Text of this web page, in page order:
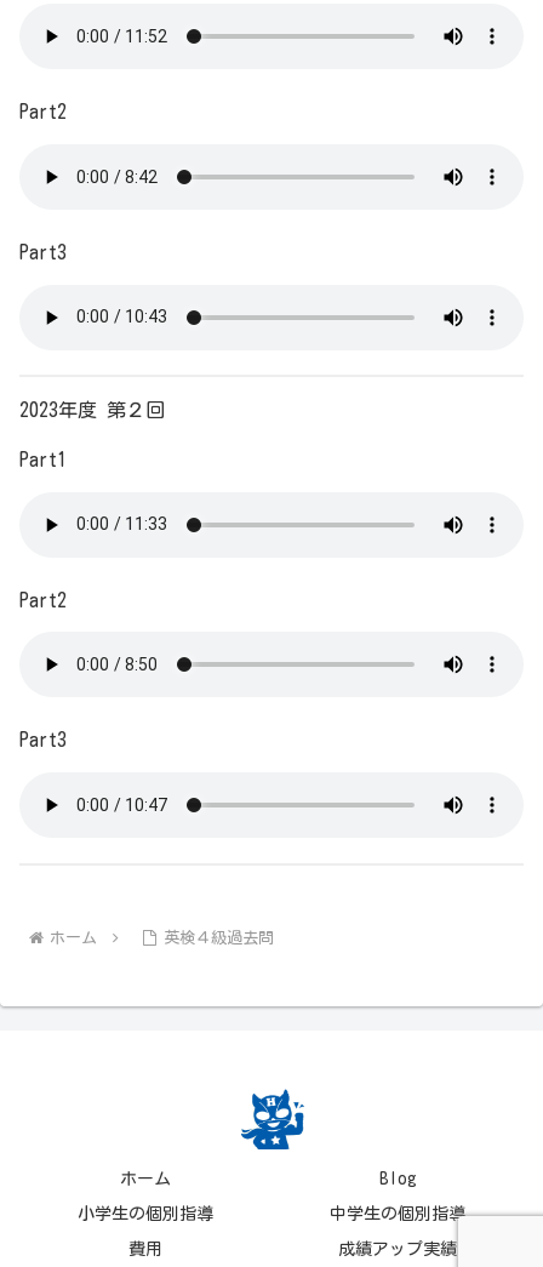
Part2
Part3
2023年度 第２回
Part1
Part2
Part3
ホーム 英検４級過去問
ホーム Blog
小学生の個別指導 中学生の個別指導
費用 成績アップ実績